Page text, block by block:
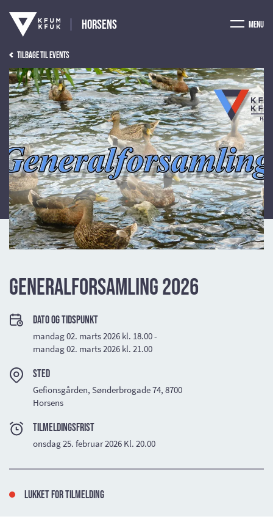
Horsens Menu
Tilbage til events
Billede af: Carl
Generalforsamling 2026
Dato og tidspunkt
mandag 02. marts 2026 kl. 18.00 -
mandag 02. marts 2026 kl. 21.00
Sted
Gefionsgården, Sønderbrogade 74, 8700
Horsens
TILMELDINGSFRIST
onsdag 25. februar 2026 Kl. 20.00
Lukket for tilmelding